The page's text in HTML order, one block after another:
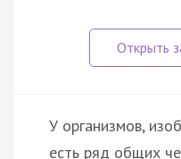
У организмов,
есть ряд общих